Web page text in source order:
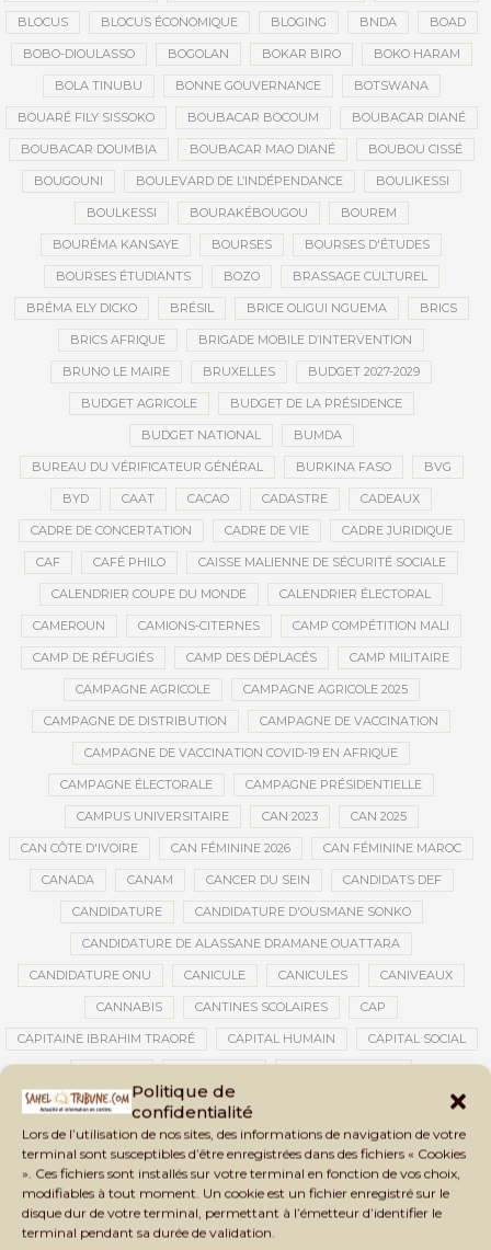
Politique de
confidentialité
Lors de l’utilisation de nos sites, des informations de navigation de votre
terminal sont susceptibles d’être enregistrées dans des fichiers « Cookies
». Ces fichiers sont installés sur votre terminal en fonction de vos choix,
modifiables à tout moment. Un cookie est un fichier enregistré sur le
disque dur de votre terminal, permettant à l’émetteur d’identifier le
terminal pendant sa durée de validation.
BLOCUS BLOCUS ÉCONOMIQUE BLOGING BNDA BOAD
BOBO-DIOULASSO BOGOLAN BOKAR BIRO BOKO HARAM
BOLA TINUBU BONNE GOUVERNANCE BOTSWANA
BOUARÉ FILY SISSOKO BOUBACAR BOCOUM BOUBACAR DIANÉ
BOUBACAR DOUMBIA BOUBACAR MAO DIANÉ BOUBOU CISSÉ
BOUGOUNI BOULEVARD DE L’INDÉPENDANCE BOULIKESSI
BOULKESSI BOURAKÉBOUGOU BOUREM
BOURÉMA KANSAYE BOURSES BOURSES D'ÉTUDES
BOURSES ÉTUDIANTS BOZO BRASSAGE CULTUREL
BRÉMA ELY DICKO BRÉSIL BRICE OLIGUI NGUEMA BRICS
BRICS AFRIQUE BRIGADE MOBILE D’INTERVENTION
BRUNO LE MAIRE BRUXELLES BUDGET 2027-2029
BUDGET AGRICOLE BUDGET DE LA PRÉSIDENCE
BUDGET NATIONAL BUMDA
BUREAU DU VÉRIFICATEUR GÉNÉRAL BURKINA FASO BVG
BYD CAAT CACAO CADASTRE CADEAUX
CADRE DE CONCERTATION CADRE DE VIE CADRE JURIDIQUE
CAF CAFÉ PHILO CAISSE MALIENNE DE SÉCURITÉ SOCIALE
CALENDRIER COUPE DU MONDE CALENDRIER ÉLECTORAL
CAMEROUN CAMIONS-CITERNES CAMP COMPÉTITION MALI
CAMP DE RÉFUGIÉS CAMP DES DÉPLACÉS CAMP MILITAIRE
CAMPAGNE AGRICOLE CAMPAGNE AGRICOLE 2025
CAMPAGNE DE DISTRIBUTION CAMPAGNE DE VACCINATION
CAMPAGNE DE VACCINATION COVID-19 EN AFRIQUE
CAMPAGNE ÉLECTORALE CAMPAGNE PRÉSIDENTIELLE
CAMPUS UNIVERSITAIRE CAN 2023 CAN 2025
CAN CÔTE D'IVOIRE CAN FÉMININE 2026 CAN FÉMININE MAROC
CANADA CANAM CANCER DU SEIN CANDIDATS DEF
CANDIDATURE CANDIDATURE D'OUSMANE SONKO
CANDIDATURE DE ALASSANE DRAMANE OUATTARA
CANDIDATURE ONU CANICULE CANICULES CANIVEAUX
CANNABIS CANTINES SCOLAIRES CAP
CAPITAINE IBRAHIM TRAORÉ CAPITAL HUMAIN CAPITAL SOCIAL
CARTE D’IDENTITÉ BIOMÉTRIQUE CARTE NINA CARTONS ROUGES
CASABLANCA CATASTROPHE CATASTROPHE NATURELLE
CATASTROPHES CLIMATIQUES CATASTROPHES NATURELLES
CAUTION 10 000 DOLLARS CAUTION DE VISA CDAT CECOGEC
CÉDÉAO CEDEAO CEI CÉLÉBRATION NATIONALE